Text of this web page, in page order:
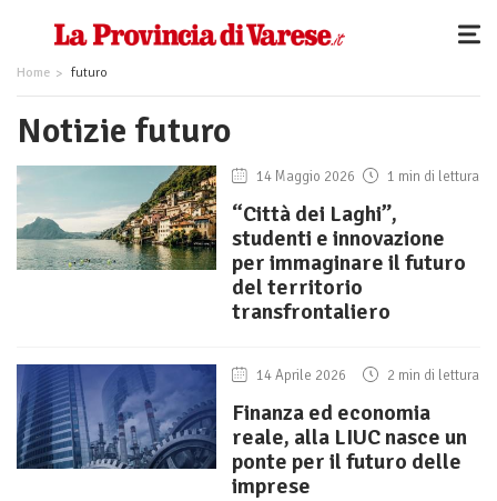
Home futuro
Notizie futuro
14 Maggio 2026 1 min di lettura
“Città dei Laghi”,
studenti e innovazione
per immaginare il futuro
del territorio
transfrontaliero
14 Aprile 2026 2 min di lettura
Finanza ed economia
reale, alla LIUC nasce un
ponte per il futuro delle
imprese